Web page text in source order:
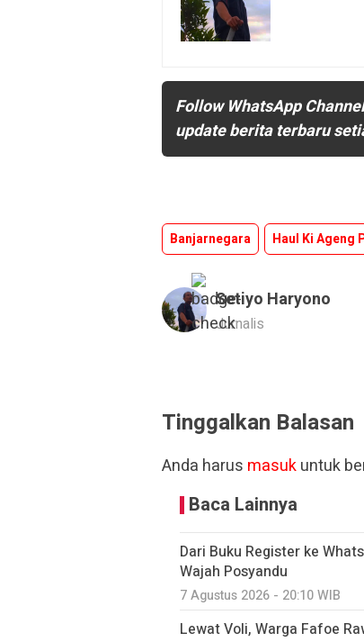
Follow WhatsApp
update berita terbaru
Banjarnegara Haul Ki Ageng
Setiyo Haryono
Jurnalis
Tinggalkan Balasan
Anda harus masukuntuk
Baca Lainnya
Dari Buku Register ke
Wajah Posyandu
7 Agustus 2026 - 20:10 WIB
Lewat Voli, Warga Fafoe